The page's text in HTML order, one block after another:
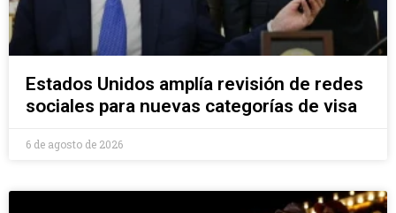
Estados Unidos amplía revisión de redes
sociales para nuevas categorías de visa
6 de agosto de 2026